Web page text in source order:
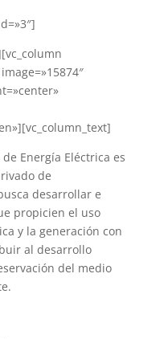
Energía Eléctrica es
de
desarrollar e
propicien el uso
y la generación con
al desarrollo
del medio